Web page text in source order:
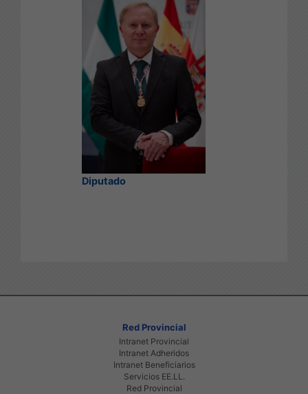
Diputado
Red Provincial
Intranet Provincial
Intranet Adheridos
Intranet Beneficiarios
Servicios EE.LL.
Red Provincial